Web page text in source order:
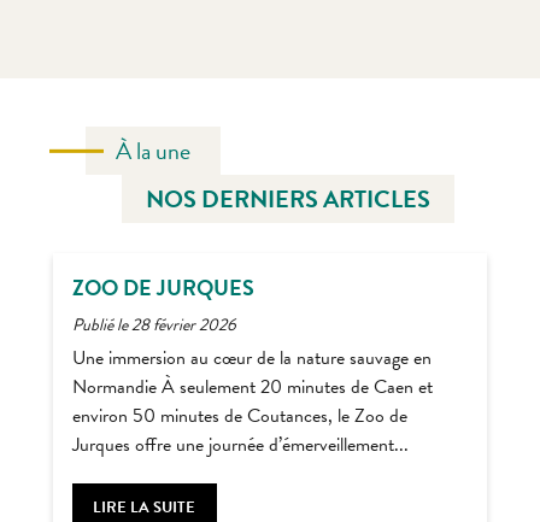
À la une
NOS DERNIERS ARTICLES
ZOO DE JURQUES
Publié le 28 février 2026
Une immersion au cœur de la nature sauvage en
Normandie À seulement 20 minutes de Caen et
environ 50 minutes de Coutances, le Zoo de
Jurques offre une journée d’émerveillement...
LIRE LA SUITE